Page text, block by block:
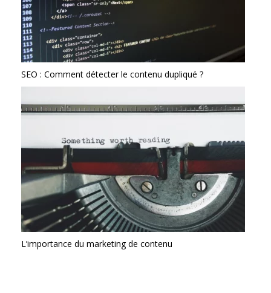
SEO : Comment détecter le contenu dupliqué ?
L’importance du marketing de contenu